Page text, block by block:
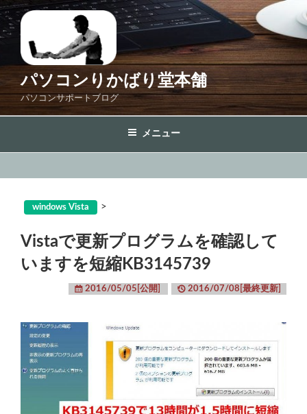
コ
ン
テ
ス
プ
パソコンりかばり堂本舗
パソコンサポートブログ
メニュー
windows Vista >
Vistaで更新プログラムを確認して
いますを短縮KB3145739
2016/05/05[公開] 2016/07/08[最終更新]